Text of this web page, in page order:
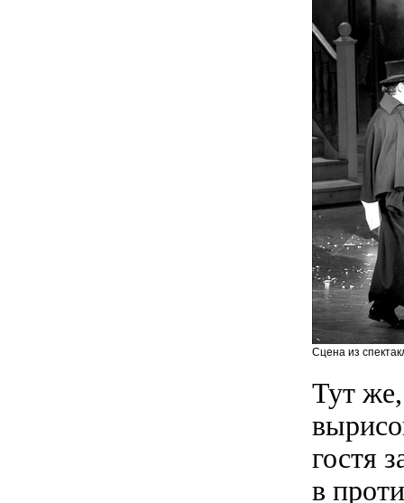
Сцена из
Тут
гостя
в